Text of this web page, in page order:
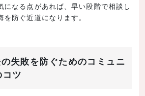
になる点があれば、早い段階で相談し
防ぐ近道になります。
失敗を防ぐためのコミュニ
ツ